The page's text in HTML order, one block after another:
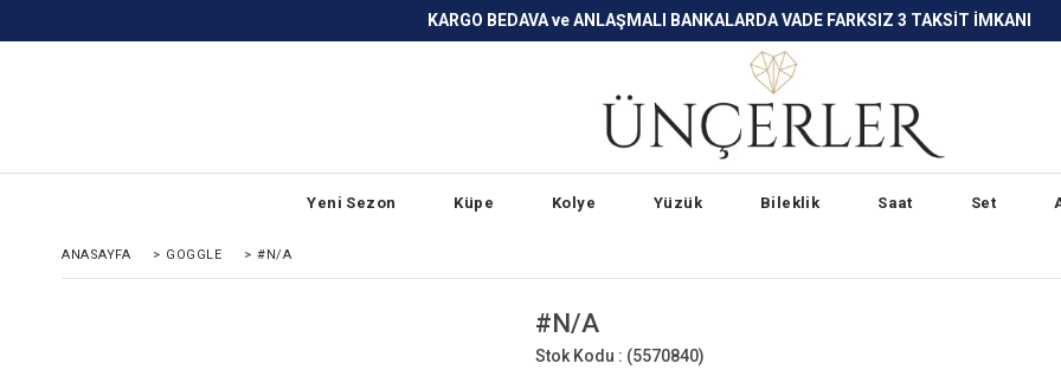
KARGO BEDAVA ve ANLAŞMALI BANKALARDA VADE FARKSIZ 3 TAKSİT İMKANI
Yeni Sezon Küpe Kolye Yüzük Bileklik Saat Set
ANASAYFA > GOGGLE > #N/A
#N/A
Stok Kodu : (5570840)